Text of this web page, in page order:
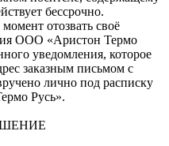
бессрочно.
отозвать своё
ООО «Аристон Термо
уведомления, которое
заказным письмом с
лично под расписку
Русь».